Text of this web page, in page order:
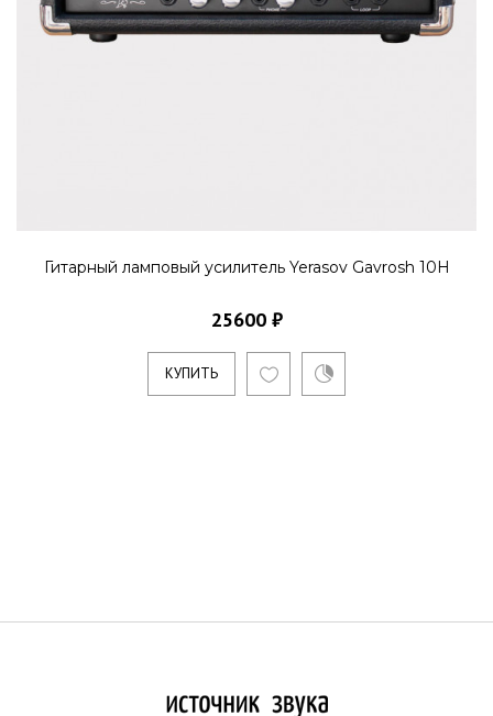
Гитарный ламповый усилитель Yerasov Gavrosh 10H
25600 ₽
КУПИТЬ